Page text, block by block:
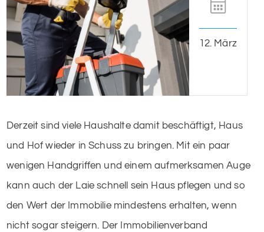
12. März
Derzeit sind viele Haushalte damit beschäftigt, Haus
und Hof wieder in Schuss zu bringen. Mit ein paar
wenigen Handgriffen und einem aufmerksamen Auge
kann auch der Laie schnell sein Haus pflegen und so
den Wert der Immobilie mindestens erhalten, wenn
nicht sogar steigern. Der Immobilienverband